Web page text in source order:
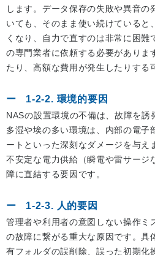
します。データ保存の失敗や異音の
いても、そのまま使い続けていると
くなり、自力で直すのは非常に困難
の専門業者に依頼する必要がありま
たり、高額な費用が発生したりする
1-2-2. 環境的要因
NASの設置環境の不備は、故障を誘
多湿や埃の多い環境は、内部の電子
ートといった深刻なダメージを与え
不安定な電力供給（瞬電や雷サージ
障に直結する要因です。
1-2-3. 人的要因
管理者や利用者の意図しない操作ミ
の故障に繋がる重大な原因です。具
有フォルダの誤削除、誤った初期化